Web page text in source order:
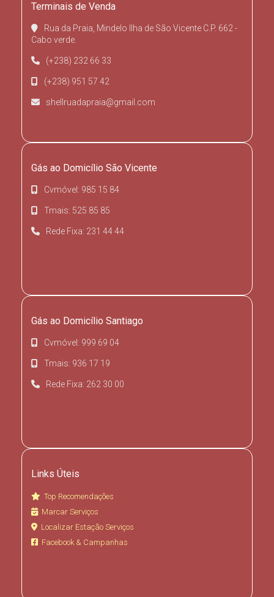
Terminais de Venda
Rua da Praia, Mindelo Ilha de São Vicente C.P. 662 -
Cabo verde.
(+238) 232 66 33
(+238) 951 57 42
shellruadapraia@gmail.com
Gás ao Domicílio São Vicente
Cvmóvel: 985 15 84
Tmais: 525 85 85
Rede Fixa: 231 44 44
Gás ao Domicílio Santiago
Cvmóvel: 999 69 04
Tmais: 936 17 19
Rede Fixa: 262 30 00
Links Úteis
Top Recomendações
Marcar Serviços
Localizar Estação Serviços
Facebook & Campanhas